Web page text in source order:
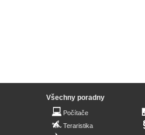
Všechny poradny
Počítače
Teraristika